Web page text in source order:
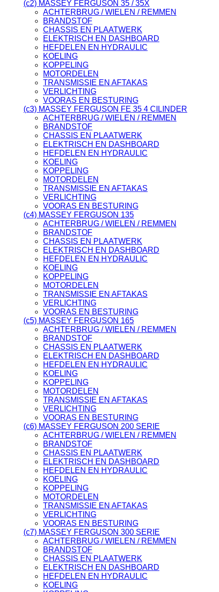
(c2) MASSEY FERGUSON 35 / 35X
ACHTERBRUG / WIELEN / REMMEN
BRANDSTOF
CHASSIS EN PLAATWERK
ELEKTRISCH EN DASHBOARD
HEFDELEN EN HYDRAULIC
KOELING
KOPPELING
MOTORDELEN
TRANSMISSIE EN AFTAKAS
VERLICHTING
VOORAS EN BESTURING
(c3) MASSEY FERGUSON FE 35 4 CILINDER
ACHTERBRUG / WIELEN / REMMEN
BRANDSTOF
CHASSIS EN PLAATWERK
ELEKTRISCH EN DASHBOARD
HEFDELEN EN HYDRAULIC
KOELING
KOPPELING
MOTORDELEN
TRANSMISSIE EN AFTAKAS
VERLICHTING
VOORAS EN BESTURING
(c4) MASSEY FERGUSON 135
ACHTERBRUG / WIELEN / REMMEN
BRANDSTOF
CHASSIS EN PLAATWERK
ELEKTRISCH EN DASHBOARD
HEFDELEN EN HYDRAULIC
KOELING
KOPPELING
MOTORDELEN
TRANSMISSIE EN AFTAKAS
VERLICHTING
VOORAS EN BESTURING
(c5) MASSEY FERGUSON 165
ACHTERBRUG / WIELEN / REMMEN
BRANDSTOF
CHASSIS EN PLAATWERK
ELEKTRISCH EN DASHBOARD
HEFDELEN EN HYDRAULIC
KOELING
KOPPELING
MOTORDELEN
TRANSMISSIE EN AFTAKAS
VERLICHTING
VOORAS EN BESTURING
(c6) MASSEY FERGUSON 200 SERIE
ACHTERBRUG / WIELEN / REMMEN
BRANDSTOF
CHASSIS EN PLAATWERK
ELEKTRISCH EN DASHBOARD
HEFDELEN EN HYDRAULIC
KOELING
KOPPELING
MOTORDELEN
TRANSMISSIE EN AFTAKAS
VERLICHTING
VOORAS EN BESTURING
(c7) MASSEY FERGUSON 300 SERIE
ACHTERBRUG / WIELEN / REMMEN
BRANDSTOF
CHASSIS EN PLAATWERK
ELEKTRISCH EN DASHBOARD
HEFDELEN EN HYDRAULIC
KOELING